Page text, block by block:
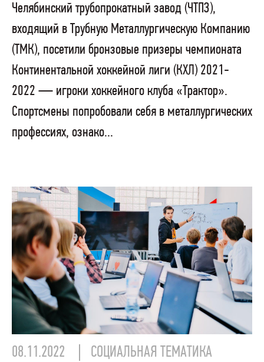
Челябинский трубопрокатный завод (ЧТПЗ),
входящий в Трубную Металлургическую Компанию
(ТМК), посетили бронзовые призеры чемпионата
Континентальной хоккейной лиги (КХЛ) 2021-
2022 — игроки хоккейного клуба «Трактор».
Спортсмены попробовали себя в металлургических
профессиях, ознако...
08.11.2022 СОЦИАЛЬНАЯ ТЕМАТИКА